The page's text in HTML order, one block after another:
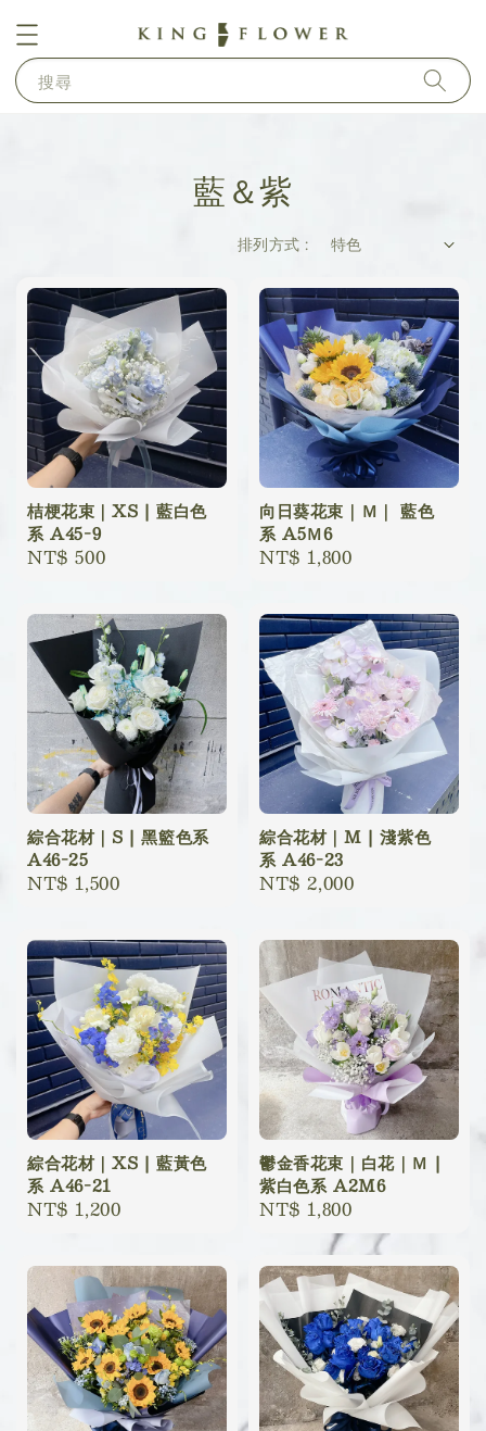
搜尋
藍＆紫
排列方式 :
桔梗花束｜XS | 藍白色
系 A45-9
Regular
NT$ 500
向日葵花束｜Ｍ｜ 藍色
系 A5Ｍ6
Regular
NT$ 1,800
綜合花材｜S | 黑籃色系
A46-25
Regular
NT$ 1,500
綜合花材｜M | 淺紫色
系 A46-23
Regular
NT$ 2,000
綜合花材｜XS | 藍黃色
系 A46-21
Regular
NT$ 1,200
鬱金香花束｜白花｜Ｍ |
紫白色系 A2M6
Regular
NT$ 1,800